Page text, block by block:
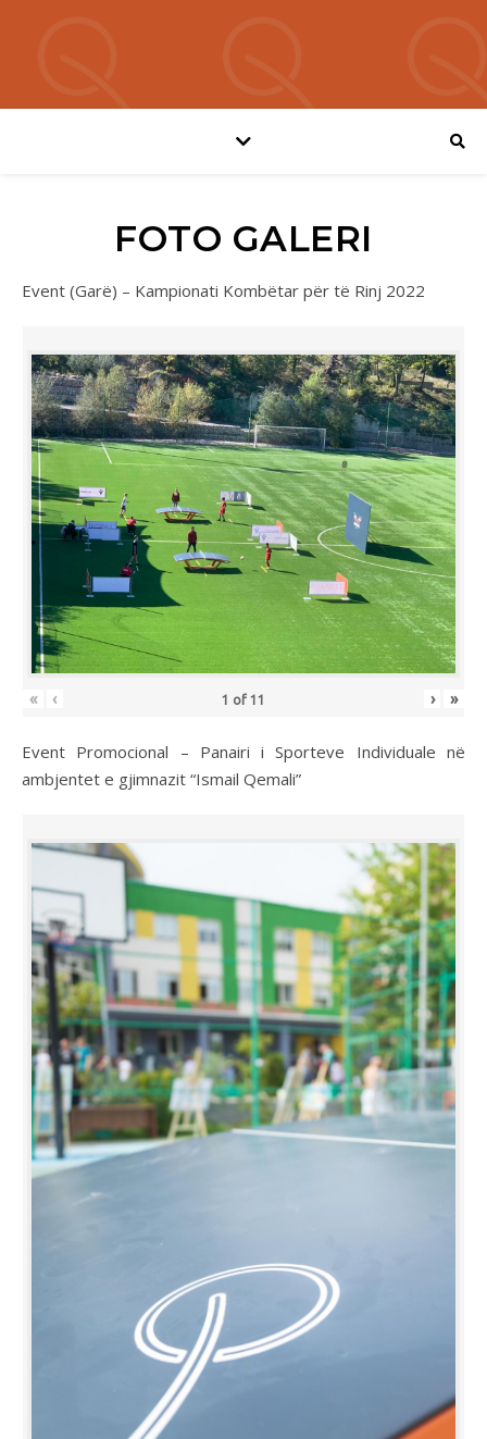
FOTO GALERI
Event (Garë) – Kampionati Kombëtar për të Rinj 2022
« ‹ 1 of 11 › »
Event Promocional – Panairi i Sporteve Individuale në
ambjentet e gjimnazit “Ismail Qemali”